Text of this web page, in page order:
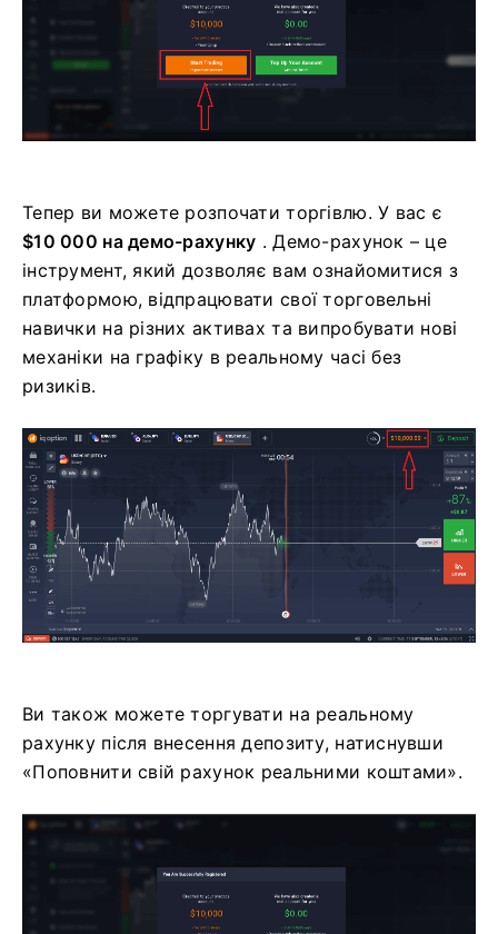
Тепер ви можете розпочати торгівлю. У вас є
$10 000 на демо-рахунку . Демо-рахунок – це
інструмент, який дозволяє вам ознайомитися з
платформою, відпрацювати свої торговельні
навички на різних активах та випробувати нові
механіки на графіку в реальному часі без
ризиків.
Ви також можете торгувати на реальному
рахунку після внесення депозиту, натиснувши
«Поповнити свій рахунок реальними коштами».